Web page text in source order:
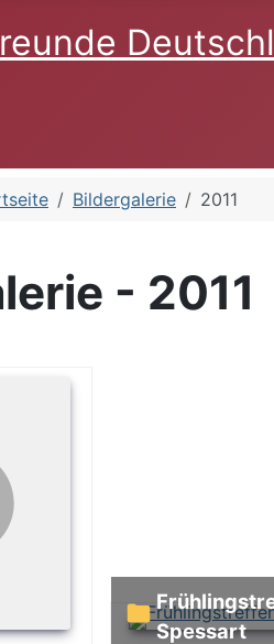
Bildergalerie 2011
- 2011
Frühlingstreffen
Spessart